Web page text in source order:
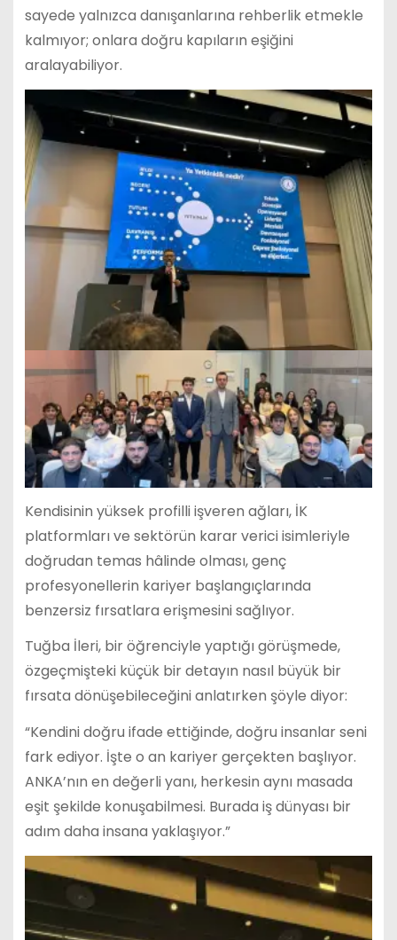
sayede yalnızca danışanlarına rehberlik etmekle
kalmıyor; onlara doğru kapıların eşiğini
aralayabiliyor.
Kendisinin yüksek profilli işveren ağları, İK
platformları ve sektörün karar verici isimleriyle
doğrudan temas hâlinde olması, genç
profesyonellerin kariyer başlangıçlarında
benzersiz fırsatlara erişmesini sağlıyor.
Tuğba İleri, bir öğrenciyle yaptığı görüşmede,
özgeçmişteki küçük bir detayın nasıl büyük bir
fırsata dönüşebileceğini anlatırken şöyle diyor:
“Kendini doğru ifade ettiğinde, doğru insanlar seni
fark ediyor. İşte o an kariyer gerçekten başlıyor.
ANKA’nın en değerli yanı, herkesin aynı masada
eşit şekilde konuşabilmesi. Burada iş dünyası bir
adım daha insana yaklaşıyor.”